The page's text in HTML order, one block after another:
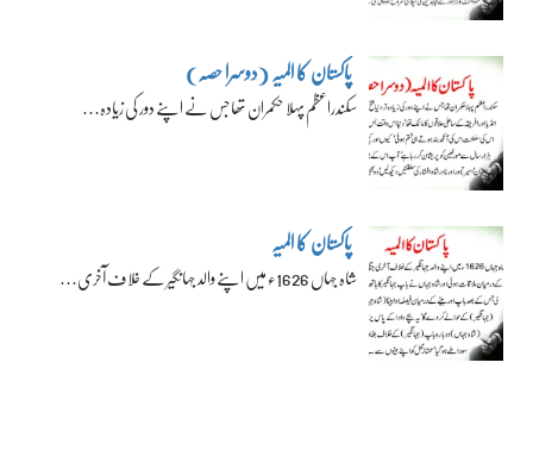
پاکستان کا المیہ (دوسرا حصہ)
سکندراعظم پہلا حکمران تھا جس نے اپنے دور کی زیادہ…
پاکستان کا المیہ
شاہ جہاں 1626ء میں اپنے والد جہانگیر کے خلاف آخری…